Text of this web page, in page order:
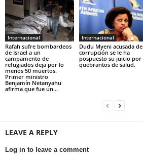
Internacional
Rafah sufre bombardeos
de Israel a un
campamento de
refugiados deja por lo
menos 50 muertos.
Primer ministro
Benjamín Netanyahu
afirma que fue un...
Internacional
Dudu Myeni acusada de
corrupción se le ha
pospuesto su juicio por
quebrantos de salud.
LEAVE A REPLY
Log in to leave a comment